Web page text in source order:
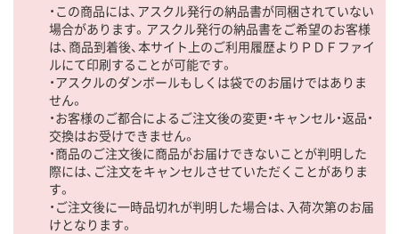
・この商品には、アスクル発行の納品書が同梱されていない
場合があります。アスクル発行の納品書をご希望のお客様
は、商品到着後、本サイト上のご利用履歴よりＰＤＦファイ
ルにて印刷することが可能です。
・アスクルのダンボールもしくは袋でのお届けではありま
せん。
・お客様のご都合によるご注文後の変更・キャンセル・返品・
交換はお受けできません。
・商品のご注文後に商品がお届けできないことが判明した
際には、ご注文をキャンセルさせていただくことがありま
す。
・ご注文後に一時品切れが判明した場合は、入荷次第のお届
けとなります。